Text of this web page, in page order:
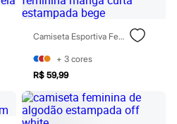
Camiseta Esportiva Feminina Manga Curta Estampada Bege
+ 3 cores
R$ 59,99